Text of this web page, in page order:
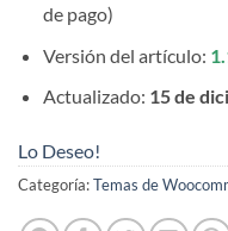
de pago)
Versión del artículo:
Actualizado: 15 de
Lo Deseo!
Categoría:Temas de